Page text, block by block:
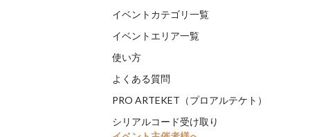
イベントカテゴリ一覧
イベントエリア一覧
使い方
よくある質問
PRO ARTEKET（プロアルテケト）
シリアルコード受け取り